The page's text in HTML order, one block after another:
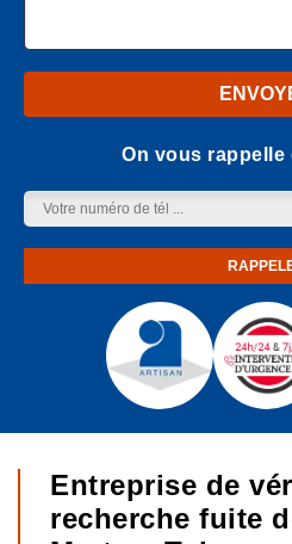
On vous rappelle
Entreprise de
recherche fuite